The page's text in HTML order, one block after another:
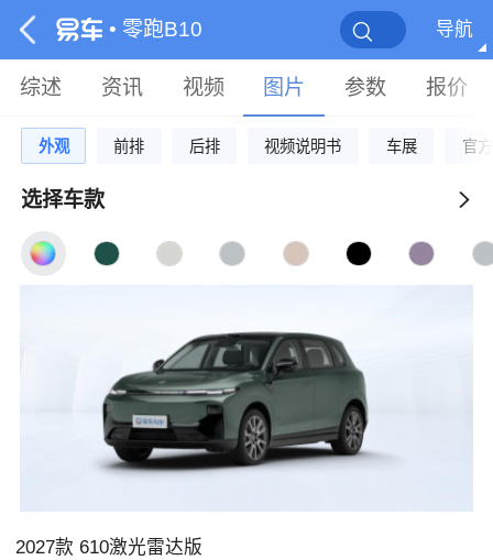
• 零跑B10 导航
综述 资讯 视频 图片 参数 报价
外观 前排 后排 视频说明书 车展 官方
选择车款
2027款 610激光雷达版